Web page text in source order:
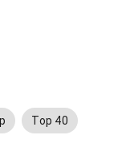
Top 40